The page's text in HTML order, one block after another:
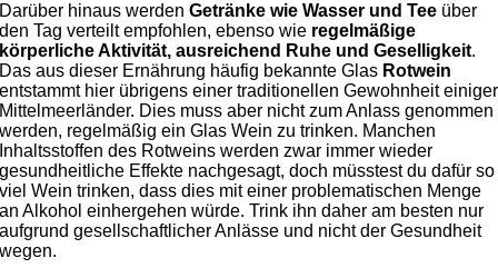
Darüber hinaus werdenGetränke wie Wasser und Tee über
den Tag verteilt empfohlen, ebenso wie regelmäßige
körperliche Aktivität, ausreichend Ruhe und Geselligkeit.
Das aus dieser Ernährung häufig bekannte Glas Rotwein
entstammt hier übrigens einer traditionellen Gewohnheit einiger
Mittelmeerländer. Dies muss aber nicht zum Anlass genommen
werden, regelmäßig ein Glas Wein zu trinken. Manchen
Inhaltsstoffen des Rotweins werden zwar immer wieder
gesundheitliche Effekte nachgesagt, doch müsstest du dafür so
viel Wein trinken, dass dies mit einer problematischen Menge
an Alkohol einhergehen würde. Trink ihn daher am besten nur
aufgrund gesellschaftlicher Anlässe und nicht der Gesundheit
wegen.